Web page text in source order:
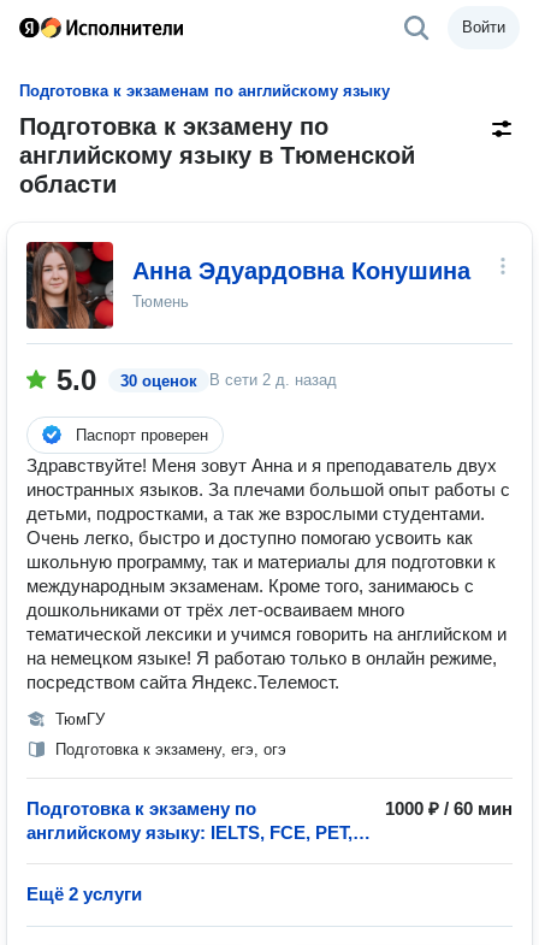
Войти
Подготовка к экзаменам по английскому языку
Подготовка к экзамену по
английскому языку в Тюменской
области
Анна Эдуардовна Конушина
Тюмень
5.0 30 оценок В сети 2 д. назад
Паспорт проверен
Здравствуйте! Меня зовут Анна и я преподаватель двух
иностранных языков. За плечами большой опыт работы с
детьми, подростками, а так же взрослыми студентами.
Очень легко, быстро и доступно помогаю усвоить как
школьную программу, так и материалы для подготовки к
международным экзаменам. Кроме того, занимаюсь с
дошкольниками от трёх лет-осваиваем много
тематической лексики и учимся говорить на английском и
на немецком языке! Я работаю только в онлайн режиме,
посредством сайта Яндекс.Телемост.
ТюмГУ
Подготовка к экзамену, егэ, огэ
Подготовка к экзамену по
английскому языку: IELTS, FCE, PET,
1000 ₽ / 60 мин
Ещё 2 услуги